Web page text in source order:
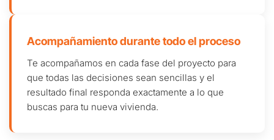
Acompañamiento durante todo el proceso
Te acompañamos en cada fase del proyecto para
que todas las decisiones sean sencillas y el
resultado final responda exactamente a lo que
buscas para tu nueva vivienda.